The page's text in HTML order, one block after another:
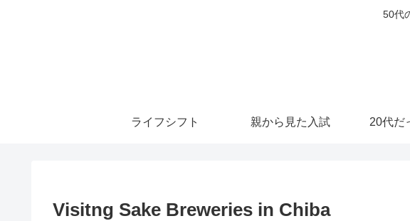
50代
ライフシフト 親から見た入試 20代だ
Visitng Sake Breweries in Chiba